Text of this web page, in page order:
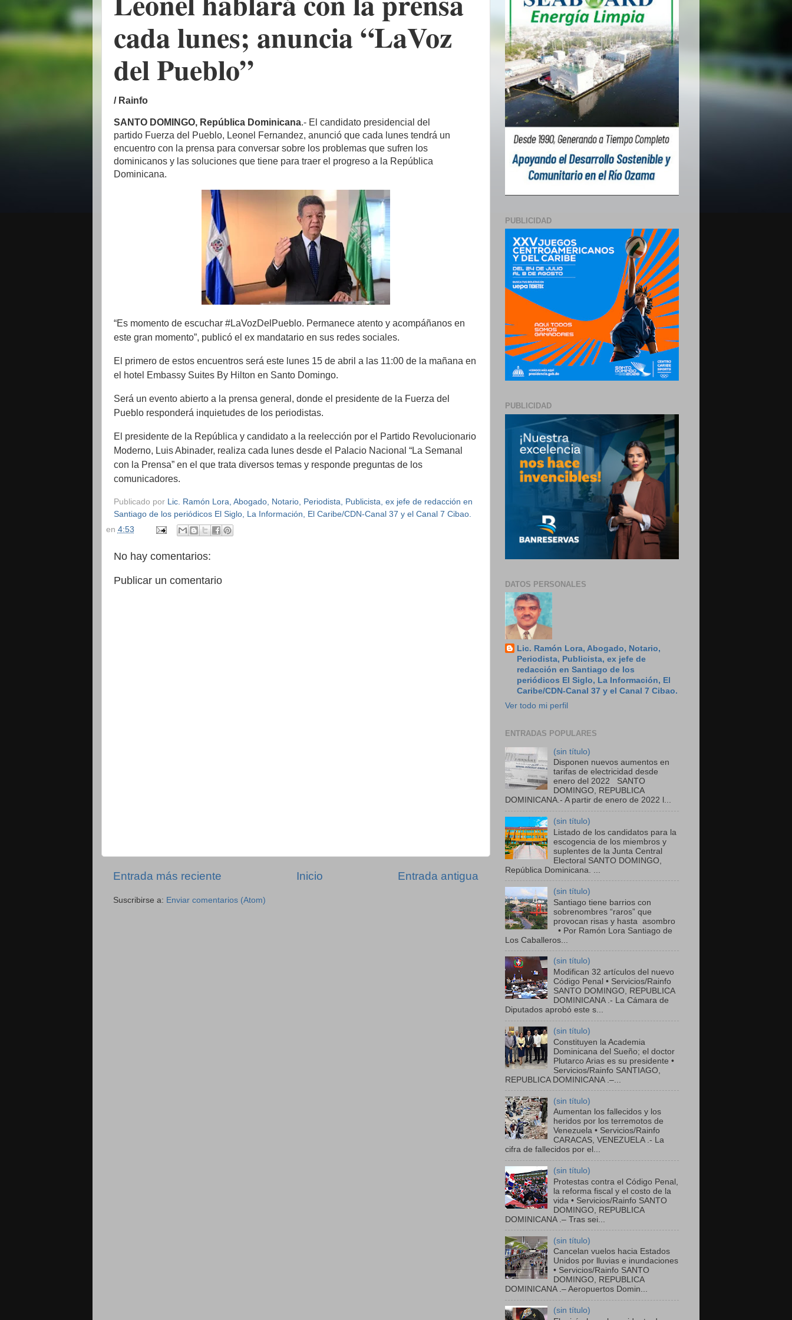
cada lunes; anuncia “LaVoz
del Pueblo”
/ Rainfo
SANTO DOMINGO, República Dominicana.- El candidato presidencial del
partido Fuerza del Pueblo, Leonel Fernandez, anunció que cada lunes tendrá un
encuentro con la prensa para conversar sobre los problemas que sufren los
dominicanos y las soluciones que tiene para traer el progreso a la República
Dominicana.
“Es momento de escuchar #LaVozDelPueblo. Permanece atento y acompáñanos en
este gran momento”, publicó el ex mandatario en sus redes sociales.
El primero de estos encuentros será este lunes 15 de abril a las 11:00 de la mañana en
el hotel Embassy Suites By Hilton en Santo Domingo.
Será un evento abierto a la prensa general, donde el presidente de la Fuerza del
Pueblo responderá inquietudes de los periodistas.
El presidente de la República y candidato a la reelección por el Partido Revolucionario
Moderno, Luis Abinader, realiza cada lunes desde el Palacio Nacional “La Semanal
con la Prensa” en el que trata diversos temas y responde preguntas de los
comunicadores.
Publicado por Lic. Ramón Lora, Abogado, Notario, Periodista, Publicista, ex jefe de redacción en
Santiago de los periódicos El Siglo, La Información, El Caribe/CDN-Canal 37 y el Canal 7 Cibao.
en 4:53
No hay comentarios:
Publicar un comentario
Entrada más reciente Entrada antigua
Inicio
Suscribirse a: Enviar comentarios (Atom)
PUBLICIDAD
PUBLICIDAD
DATOS PERSONALES
Lic. Ramón Lora, Abogado, Notario,
Periodista, Publicista, ex jefe de
redacción en Santiago de los
periódicos El Siglo, La Información, El
Caribe/CDN-Canal 37 y el Canal 7 Cibao.
Ver todo mi perfil
ENTRADAS POPULARES
(sin título)
Disponen nuevos aumentos en
tarifas de electricidad desde
enero del 2022 SANTO
DOMINGO, REPUBLICA
DOMINICANA.- A partir de enero de 2022 l...
(sin título)
Listado de los candidatos para la
escogencia de los miembros y
suplentes de la Junta Central
Electoral SANTO DOMINGO,
República Dominicana. ...
(sin título)
Santiago tiene barrios con
sobrenombres “raros” que
provocan risas y hasta asombro
• Por Ramón Lora Santiago de
Los Caballeros...
(sin título)
Modifican 32 artículos del nuevo
Código Penal • Servicios/Rainfo
SANTO DOMINGO, REPUBLICA
DOMINICANA .- La Cámara de
Diputados aprobó este s...
(sin título)
Constituyen la Academia
Dominicana del Sueño; el doctor
Plutarco Arias es su presidente •
Servicios/Rainfo SANTIAGO,
REPUBLICA DOMINICANA .–...
(sin título)
Aumentan los fallecidos y los
heridos por los terremotos de
Venezuela • Servicios/Rainfo
CARACAS, VENEZUELA .- La
cifra de fallecidos por el...
(sin título)
Protestas contra el Código Penal,
la reforma fiscal y el costo de la
vida • Servicios/Rainfo SANTO
DOMINGO, REPUBLICA
DOMINICANA .– Tras sei...
(sin título)
Cancelan vuelos hacia Estados
Unidos por lluvias e inundaciones
• Servicios/Rainfo SANTO
DOMINGO, REPUBLICA
DOMINICANA .– Aeropuertos Domin...
(sin título)